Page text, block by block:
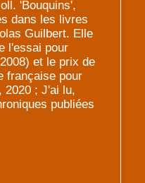
'Bouquins',
dans les livres
Guilbert. Elle
l'essai pour
et le prix de
française pour
2020 ; J'ai lu,
publiées